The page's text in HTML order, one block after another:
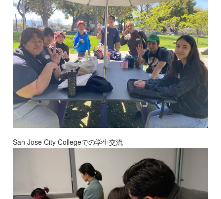
San Jose City Collegeでの学生交流